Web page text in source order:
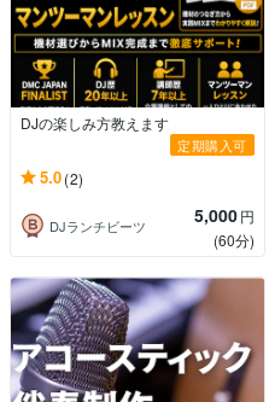
DJの楽しみ方教えます
定期購入可
5.0(2)
DJランチビーツ 5,000円
(60分)